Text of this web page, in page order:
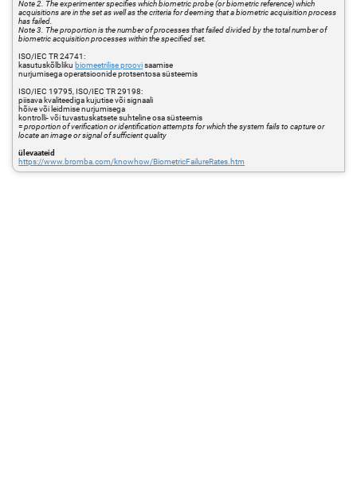
Note 2. The experimenter specifies which biometric probe (or biometric reference) which
acquisitions are in the set as well as the criteria for deeming that a biometric acquisition process
has failed.
Note 3. The proportion is the number of processes that failed divided by the total number of
biometric acquisition processes within the specified set.
ISO/IEC TR 24741:
kasutuskõlbliku biomeetrilise proovisaamise
nurjumisega operatsioonide protsentosa süsteemis
ISO/IEC 19795, ISO/IEC TR 29198:
piisava kvaliteediga kujutise või signaali
hõive või leidmise nurjumisega
kontrolli- või tuvastuskatsete suhteline osa süsteemis
=proportion of verification or identification attempts for which the system fails to capture or
locate an image or signal of sufficient quality
ülevaateid
https://www.bromba.com/knowhow/BiometricFailureRates.htm